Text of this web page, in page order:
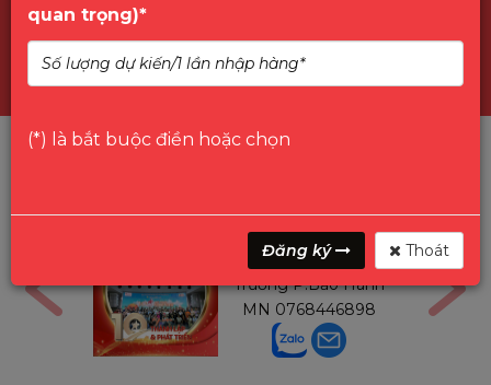
Mr Gon
Trưởng P.Bảo Hành
MN 0768446898
quan trọng)*
(*) là bắt buộc điền hoặc chọn
Đăng ký Thoát